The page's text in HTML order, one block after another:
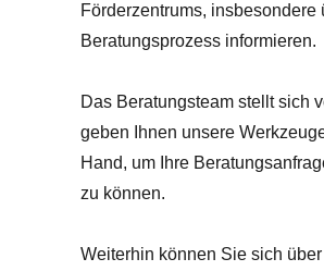
Förderzentrums, insbesondere
Beratungsprozess informieren.
Das Beratungsteam stellt sich
geben Ihnen unsere
Hand, um Ihre
zu können.
Weiterhin können Sie sich